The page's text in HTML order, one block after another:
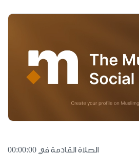
الصلاة القادمة في 00:00:00